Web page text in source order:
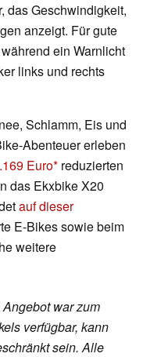
das Geschwindigkeit,
anzeigt. Für gute
ein Warnlicht
links und rechts
Schlamm, Eis und
Abenteuer erleben
Euro reduzierten
das Ekxbike X20
auf dieser
E-Bikes sowie beim
weitere
war zum
verfügbar, kann
sein. Alle